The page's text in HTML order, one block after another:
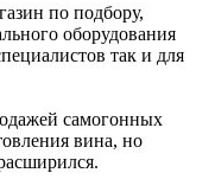
по подбору,
оборудования
так и для
самогонных
вина, но